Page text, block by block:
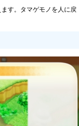
す。タマゲモノを人に戻